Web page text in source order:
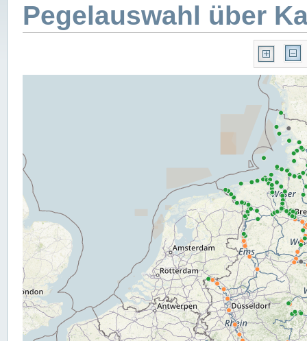
Pegelauswahl über